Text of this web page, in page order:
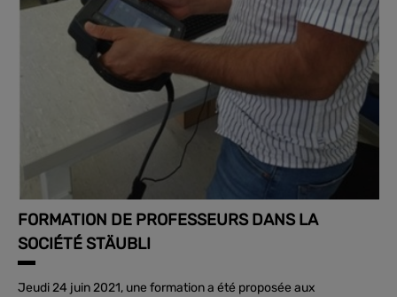
FORMATION DE PROFESSEURS DANS LA
SOCIÉTÉ STÄUBLI
Jeudi 24 juin 2021, une formation a été proposée aux